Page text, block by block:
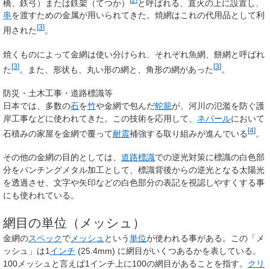
橋、鉄弓）または鉄架（てつか）
と呼ばれる、直火の上に設置し、
串を渡すための金属が用いられてきた。焼網はこれの代用品として利
用された [3] 。
焼くものによって金網は使い分けられ、それぞれ魚網、餅網と呼ばれ
た[3] 。また、形状も、丸い形の網と、角形の網があった[3]
防災・土木工事・道路標識等
日本では、多数の石を竹や金網で包んだ蛇籠が、河川の氾濫を防ぐ護
岸工事などに使われてきた。この技術を応用して、 ネパールにおいて
石積みの家屋を金網で覆って耐震補強する取り組みが進んでいる[4]。
その他の金網の目的としては、 道路標識での逆光対策に標識の白色部
分をパンチングメタル加工として、標識背後からの逆光となる太陽光
を透過させ、文字や矢印などの白色部分の表記を視認しやすくする事
にも使われている。
網目の単位（メッシュ）
金網のスペックで メッシュ という単位が使われる事がある。この「メ
ッシュ」は1 インチ (25.4mm) に網目がいくつあるかを表している。
100メッシュと言えば1インチ上に100の網目があることを指す。 クリ